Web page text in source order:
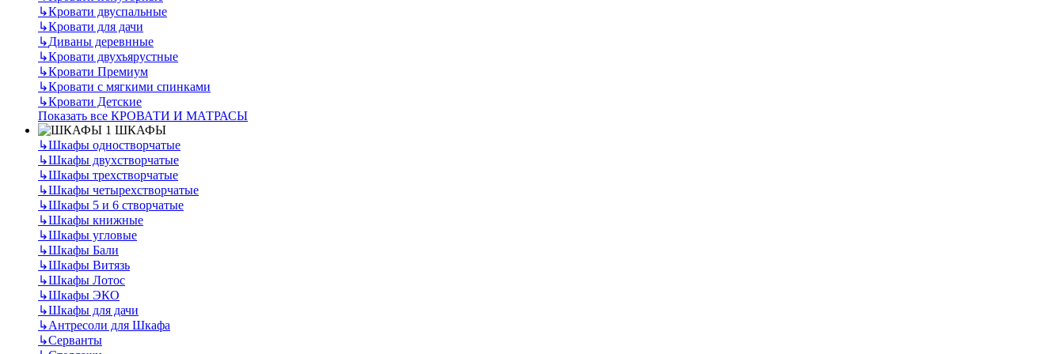
↳Кровати двуспальные
↳Кровати для дачи
↳Диваны деревнные
↳Кровати двухъярустные
↳Кровати Премиум
↳Кровати с мягкими спинками
↳Кровати Детские
Показать все КРОВАТИ И МАТРАСЫ
ШКАФЫ
↳Шкафы одностворчатые
↳Шкафы двухстворчатые
↳Шкафы трехстворчатые
↳Шкафы четырехстворчатые
↳Шкафы 5 и 6 створчатые
↳Шкафы книжные
↳Шкафы угловые
↳Шкафы Бали
↳Шкафы Витязь
↳Шкафы Лотос
↳Шкафы ЭКО
↳Шкафы для дачи
↳Антресоли для Шкафа
↳Серванты